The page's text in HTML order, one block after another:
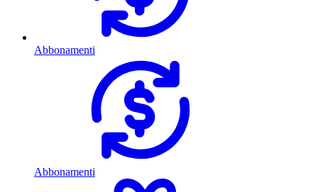
Abbonamenti
Abbonamenti